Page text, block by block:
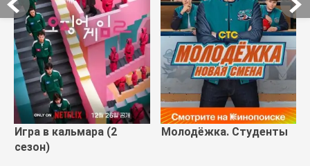
Игра в кальмара (2
сезон)
Молодёжка. Студенты